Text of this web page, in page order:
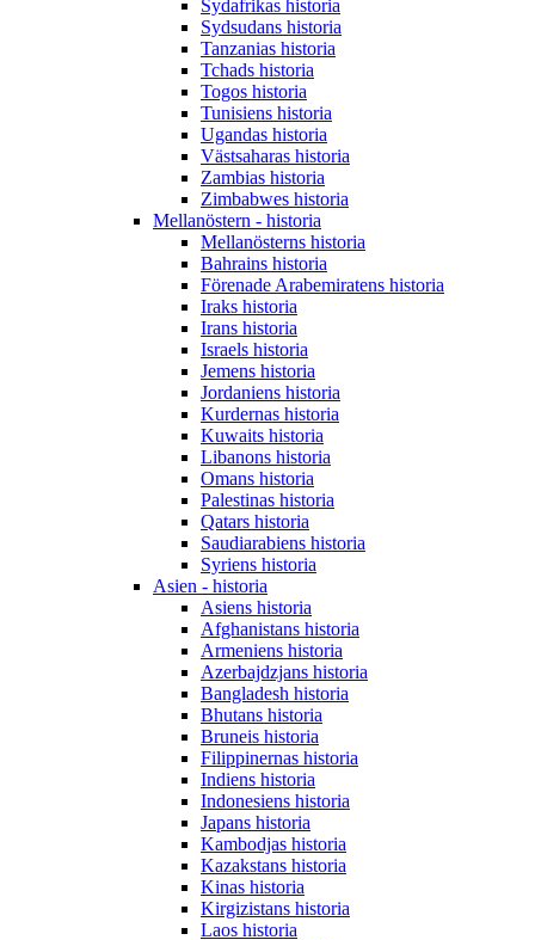
Sydafrikas historia
Sydsudans historia
Tanzanias historia
Tchads historia
Togos historia
Tunisiens historia
Ugandas historia
Västsaharas historia
Zambias historia
Zimbabwes historia
Mellanöstern - historia
Mellanösterns historia
Bahrains historia
Förenade Arabemiratens historia
Iraks historia
Irans historia
Israels historia
Jemens historia
Jordaniens historia
Kurdernas historia
Kuwaits historia
Libanons historia
Omans historia
Palestinas historia
Qatars historia
Saudiarabiens historia
Syriens historia
Asien - historia
Asiens historia
Afghanistans historia
Armeniens historia
Azerbajdzjans historia
Bangladesh historia
Bhutans historia
Bruneis historia
Filippinernas historia
Indiens historia
Indonesiens historia
Japans historia
Kambodjas historia
Kazakstans historia
Kinas historia
Kirgizistans historia
Laos historia